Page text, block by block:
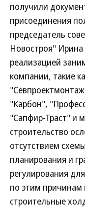
получили
присоединения
председатель
Новостроя"
реализацией
компании, такие
"Карбон",
"Сапфир-Траст" и
строительство
отсутствием
планирования и
регулирования
по этим причинам
строительные